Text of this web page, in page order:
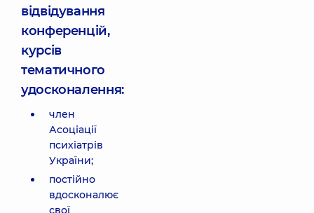
відвідування
конференцій,
курсів
тематичного
удосконалення:
член
Асоціації
психіатрів
України;
постійно
вдосконалює
свої